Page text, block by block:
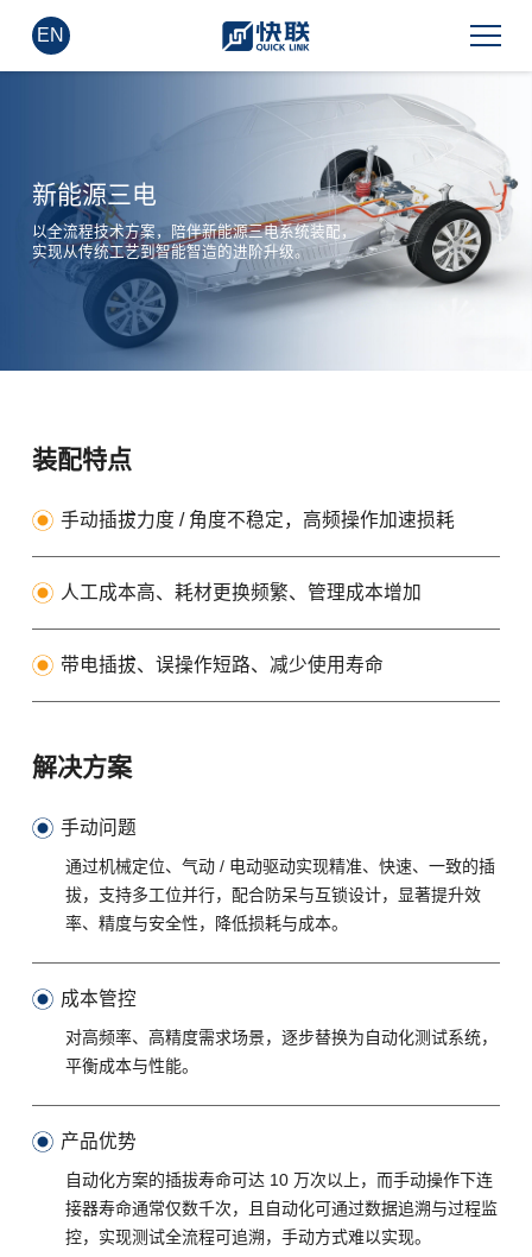
EN
新能源三电
以全流程技术方案，陪伴新能源三电系统装配，
实现从传统工艺到智能智造的进阶升级。
装配特点
手动插拔力度 / 角度不稳定，高频操作加速损耗
人工成本高、耗材更换频繁、管理成本增加
带电插拔、误操作短路、减少使用寿命
解决方案
手动问题
通过机械定位、气动 / 电动驱动实现精准、快速、一致的插
拔，支持多工位并行，配合防呆与互锁设计，显著提升效
率、精度与安全性，降低损耗与成本。
成本管控
对高频率、高精度需求场景，逐步替换为自动化测试系统，
平衡成本与性能。
产品优势
自动化方案的插拔寿命可达 10 万次以上，而手动操作下连
接器寿命通常仅数千次，且自动化可通过数据追溯与过程监
控，实现测试全流程可追溯，手动方式难以实现。